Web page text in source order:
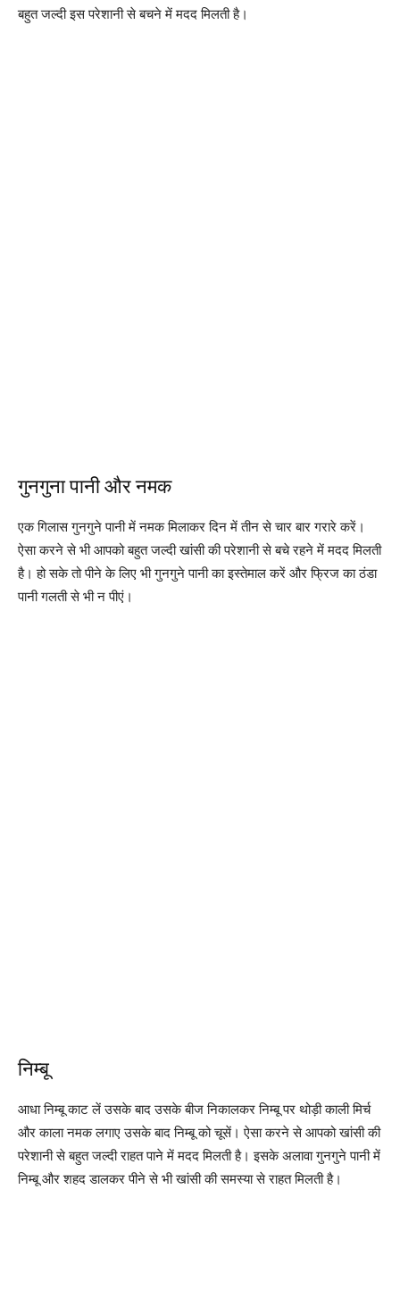
बहुत जल्दी इस परेशानी से बचने में मदद मिलती है।
गुनगुना पानी और नमक
एक गिलास गुनगुने पानी में नमक मिलाकर दिन में तीन से चार बार गरारे करें।
ऐसा करने से भी आपको बहुत जल्दी खांसी की परेशानी से बचे रहने में मदद मिलती
है। हो सके तो पीने के लिए भी गुनगुने पानी का इस्तेमाल करें और फ्रिज का ठंडा
पानी गलती से भी न पीएं।
निम्बू
आधा निम्बू काट लें उसके बाद उसके बीज निकालकर निम्बू पर थोड़ी काली मिर्च
और काला नमक लगाए उसके बाद निम्बू को चूसें। ऐसा करने से आपको खांसी की
परेशानी से बहुत जल्दी राहत पाने में मदद मिलती है। इसके अलावा गुनगुने पानी में
निम्बू और शहद डालकर पीने से भी खांसी की समस्या से राहत मिलती है।